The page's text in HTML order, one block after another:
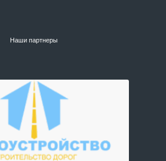
Наши партнеры